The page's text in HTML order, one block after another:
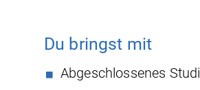
Du bringst mit
Abgeschlossenes